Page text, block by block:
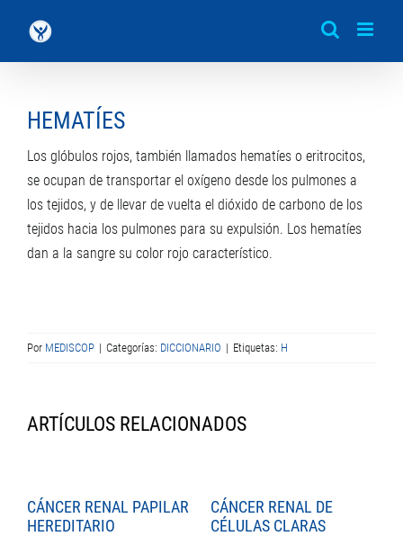
contenido
HEMATÍES
Los glóbulos rojos, también llamados hematíes o eritrocitos,
se ocupan de transportar el oxígeno desde los pulmones a
los tejidos, y de llevar de vuelta el dióxido de carbono de los
tejidos hacia los pulmones para su expulsión. Los hematíes
dan a la sangre su color rojo característico.
Por MEDISCOP | Categorías: DICCIONARIO | Etiquetas: H
ARTÍCULOS RELACIONADOS
CÁNCER RENAL PAPILAR
HEREDITARIO
CÁNCER RENAL DE
CÉLULAS CLARAS